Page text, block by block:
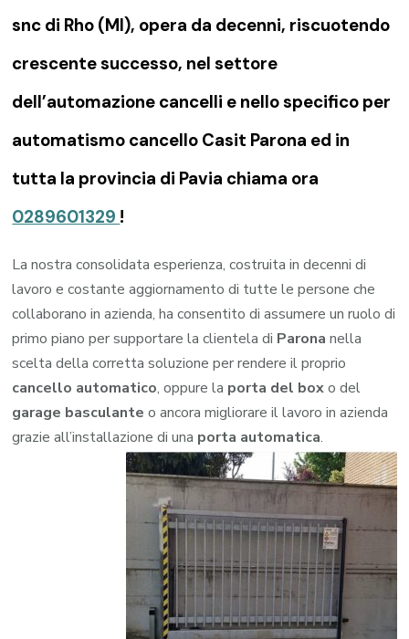
snc di Rho (MI), opera da decenni, riscuotendo
crescente successo, nel settore
dell’automazione cancelli e nello specifico per
automatismo cancello Casit Parona ed in
tutta la provincia di Pavia chiama ora
0289601329 !
La nostra consolidata esperienza, costruita in decenni di
lavoro e costante aggiornamento di tutte le persone che
collaborano in azienda, ha consentito di assumere un ruolo di
primo piano per supportare la clientela di Parona nella
scelta della corretta soluzione per rendere il proprio
cancello automatico, oppure la porta del boxo del
garage basculante o ancora migliorare il lavoro in azienda
grazie all’installazione di una porta automatica.